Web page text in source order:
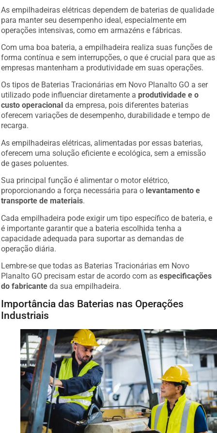
As empilhadeiras elétricas dependem de baterias de qualidade
para manter seu desempenho ideal, especialmente em
operações intensivas, como em armazéns e fábricas.
Com uma boa bateria, a empilhadeira realiza suas funções de
forma contínua e sem interrupções, o que é crucial para que as
empresas mantenham a produtividade em suas operações.
Os tipos de Baterias Tracionárias em Novo Planalto GO a ser
utilizado pode influenciar diretamente a produtividade e o
custo operacional da empresa, pois diferentes baterias
oferecem variações de desempenho, durabilidade e tempo de
recarga.
As empilhadeiras elétricas, alimentadas por essas baterias,
oferecem uma solução eficiente e ecológica, sem a emissão
de gases poluentes.
Sua principal função é alimentar o motor elétrico,
proporcionando a força necessária para o levantamento e
transporte de materiais.
Cada empilhadeira pode exigir um tipo específico de bateria, e
é importante garantir que a bateria escolhida tenha a
capacidade adequada para suportar as demandas de
operação diária.
Lembre-se que todas as Baterias Tracionárias em Novo
Planalto GO precisam estar de acordo com as especificações
do fabricante da sua empilhadeira.
Importância das Baterias nas Operações
Industriais